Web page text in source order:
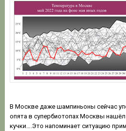
В Москве даже шампиньоны сейчас
опята в супербиотопах Москвы
кучки….Это напоминает ситуацию